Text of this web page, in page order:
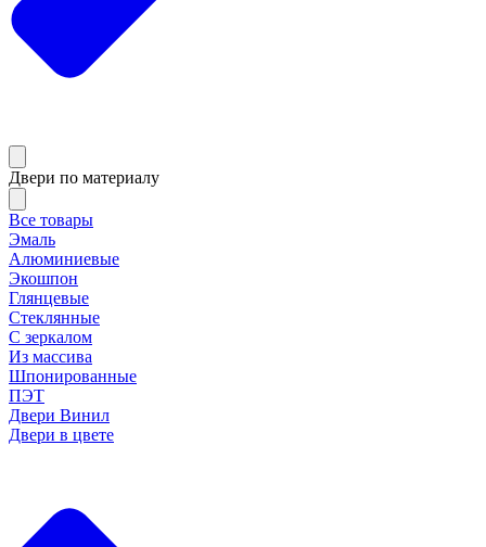
Двери по материалу
Все товары
Эмаль
Алюминиевые
Экошпон
Глянцевые
Стеклянные
С зеркалом
Из массива
Шпонированные
ПЭТ
Двери Винил
Двери в цвете